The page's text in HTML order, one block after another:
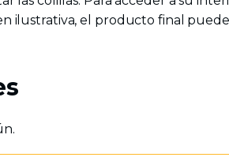
ilustrativa, el producto final